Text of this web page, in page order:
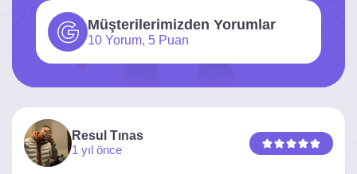
Müşterilerimizden Yorumlar
10 Yorum, 5 Puan
Resul Tınas
1 yıl önce